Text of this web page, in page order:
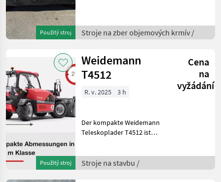
Použitý stroj
Gerätedreieck Einsatzbereit,
ab Platz Frontálna kosa,
Kotúče, : Frontál
Stroje na zber objemových krmív /
Použitý stroj
Weidemann
T4512
Cena
na
vyžádání
R. v. 2025 3 h
Der kompakte Weidemann
Teleskoplader T4512 ist
Breite und
Maschinenleistung.
Stroje na stavbu /